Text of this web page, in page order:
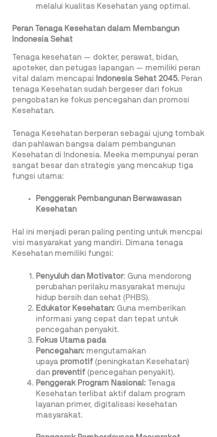
melalui kualitas Kesehatan yang optimal.
Peran Tenaga Kesehatan dalam Membangun
Indonesia Sehat
Tenaga kesehatan — dokter, perawat, bidan,
apoteker, dan petugas lapangan — memiliki peran
vital dalam mencapai
Indonesia Sehat 2045. Peran
tenaga Kesehatan sudah bergeser dari fokus
pengobatan ke fokus pencegahan dan promosi
Kesehatan.
Tenaga Kesehatan berperan sebagai ujung tombak
dan pahlawan bangsa dalam pembangunan
Kesehatan di Indonesia. Meeka mempunyai peran
sangat besar dan strategis yang mencakup tiga
fungsi utama:
Penggerak Pembangunan Berwawasan
Kesehatan
Hal ini menjadi peran paling penting untuk mencpai
visi masyarakat yang mandiri. Dimana tenaga
Kesehatan memiliki fungsi:
Penyuluh dan Motivator: Guna mendorong
perubahan perilaku masyarakat menuju
hidup bersih dan sehat (PHBS).
Edukator Kesehatan: Guna memberikan
informasi yang cepat dan tepat untuk
pencegahan penyakit.
Fokus Utama pada
Pencegahan: mengutamakan
upaya promotif (peningkatan Kesehatan)
dan preventif (pencegahan penyakit).
Penggerak Program Nasional: Tenaga
Kesehatan terlibat aktif dalam program
layanan primer, digitalisasi kesehatan
masyarakat.